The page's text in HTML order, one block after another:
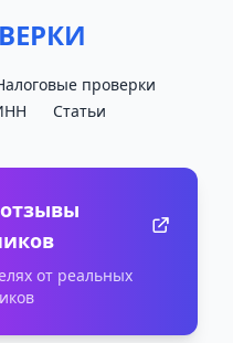
проверки
Статьи
от реальных